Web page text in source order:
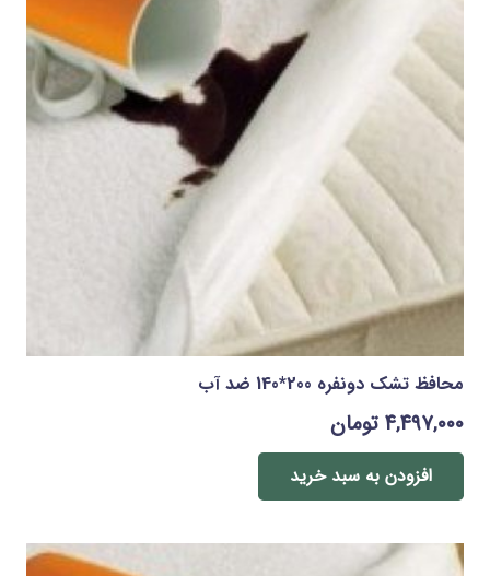
محافظ تشک دونفره 200*140 ضد آب
۴,۴۹۷,۰۰۰ تومان
افزودن به سبد خرید